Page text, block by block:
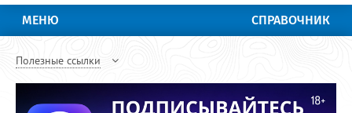
МЕНЮ СПРАВОЧНИК
Полезные ссылки